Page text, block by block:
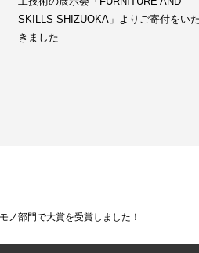
SKILLS SHIZUOKA」よりご寄付をい
きました
ノ部門で大賞を受賞しました！